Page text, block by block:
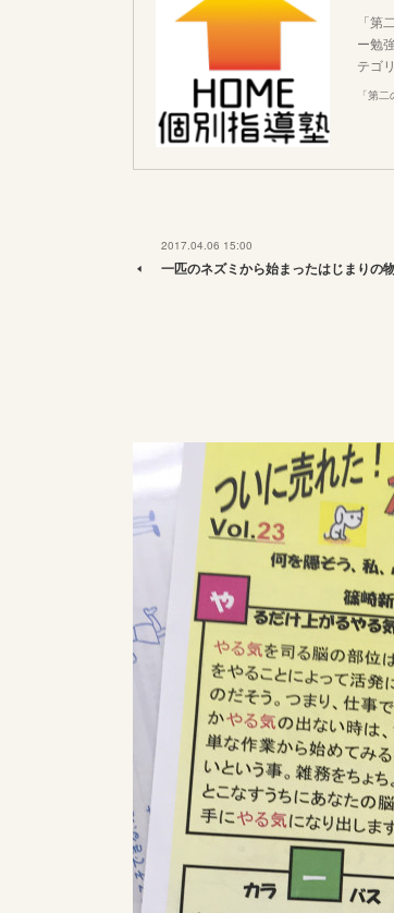
「第
ー勉
テゴ
「第
2017.04.06 15:00
一匹のネズミから始まったはじまりの